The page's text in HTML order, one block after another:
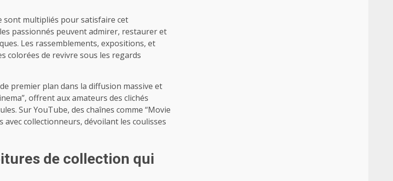
sont multipliés pour satisfaire cet
passionnés peuvent admirer, restaurer et
Les rassemblements, expositions, et
colorées de revivre sous les regards
premier plan dans la diffusion massive et
offrent aux amateurs des clichés
Sur YouTube, des chaînes comme “Movie
collectionneurs, dévoilant les coulisses
de collection qui